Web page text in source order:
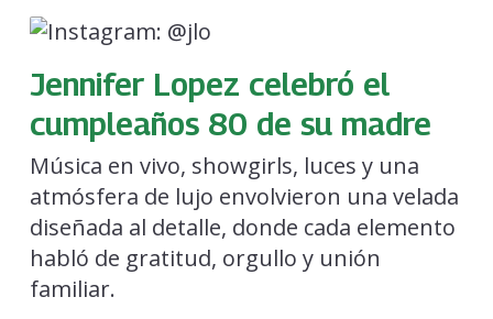
Jennifer Lopez celebró el
cumpleaños 80 de su madre
Música en vivo, showgirls, luces y una
atmósfera de lujo envolvieron una velada
diseñada al detalle, donde cada elemento
habló de gratitud, orgullo y unión
familiar.